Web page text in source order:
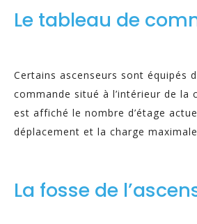
Le tableau de
Certains ascenseurs sont équipés
commande situé à l’intérieur de la
est affiché le nombre d’étage
déplacement et la charge
La fosse de